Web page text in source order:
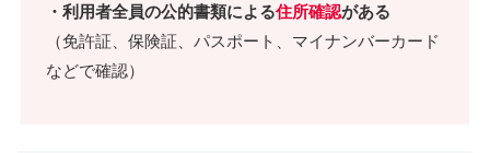
・利用者全員の公的書類による住所確認がある
（免許証、保険証、パスポート、マイナンバーカード
などで確認）